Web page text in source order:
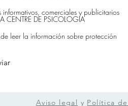
comerciales y publicitarios
CENTRE DE PSICOLOGIA
leer la información sobre protección
Aviso legal y Política